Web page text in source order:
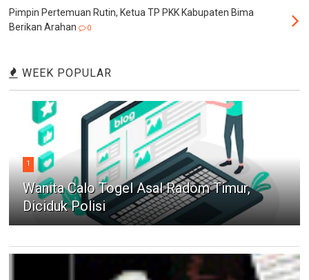
Pimpin Pertemuan Rutin, Ketua TP PKK Kabupaten Bima
Berikan Arahan
0
WEEK POPULAR
1
Wanita Calo Togel Asal Radom Timur,
Diciduk Polisi